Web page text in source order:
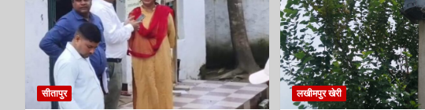
सीतापुर लखीमपुर खेरी